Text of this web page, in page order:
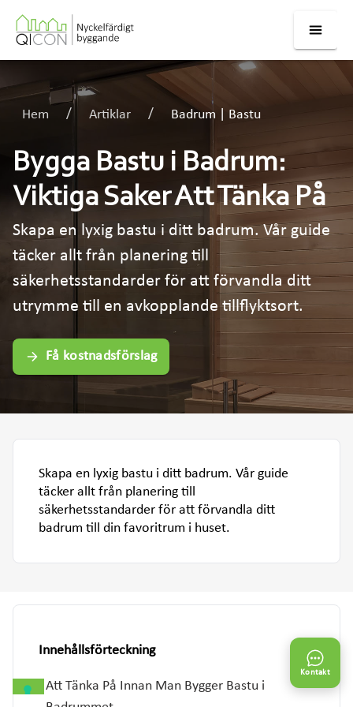
Hem Artiklar Badrum | Bastu
Bygga Bastu i Badrum:
Viktiga Saker Att Tänka På
Skapa en lyxig bastu i ditt badrum. Vår guide
täcker allt från planering till
säkerhetsstandarder för att förvandla ditt
utrymme till en avkopplande tillflyktsort.
Få kostnadsförslag
Skapa en lyxig bastu i ditt badrum. Vår guide
täcker allt från planering till
säkerhetsstandarder för att förvandla ditt
badrum till din favoritrum i huset.
Innehållsförteckning
Att Tänka På Innan Man Bygger Bastu i
Kontakt